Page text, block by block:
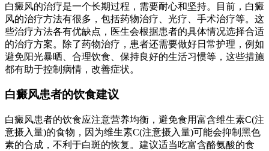
白癜风的治疗是一个长期过程，需要耐心和坚持。目前，白癜
风的治疗方法有很多，包括药物治疗、光疗、手术治疗等。这
些治疗方法各有优缺点，医生会根据患者的具体情况选择合适
的治疗方案。除了药物治疗，患者还需要做好日常护理，例如
避免阳光暴晒、合理饮食、保持良好的生活习惯等，这些措施
都有助于控制病情，改善症状。
白癜风患者的饮食建议
白癜风患者的饮食应注意营养均衡，避免食用富含维生素C(注
意摄入量)的食物，因为维生素C(注意摄入量)可能会抑制黑色
素的合成，不利于白斑的恢复。建议适当吃富含酪氨酸的食